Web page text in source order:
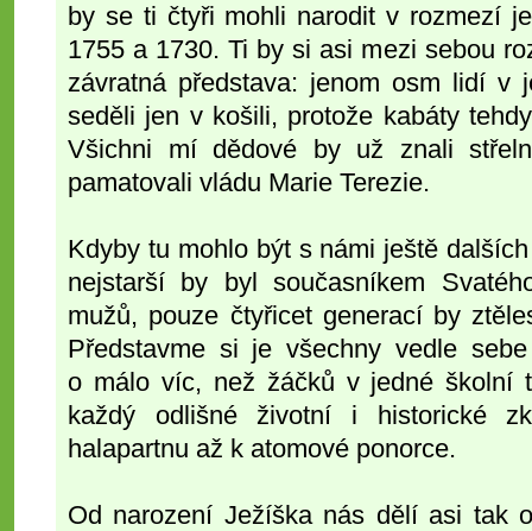
by se ti čtyři mohli narodit v rozmezí
1755 a 1730. Ti by si asi mezi sebou
závratná představa: jenom osm lidí v
seděli jen v košili, protože kabáty
Všichni mí dědové by už znali
pamatovali vládu Marie Terezie.
Kdyby tu mohlo být s námi ještě
nejstarší by byl současníkem
mužů, pouze čtyřicet generací by
Představme si je všechny vedle
o málo víc, než žáčků v jedné školní
každý odlišné životní i historické
halapartnu až k atomové ponorce.
Od narození Ježíška nás dělí asi tak